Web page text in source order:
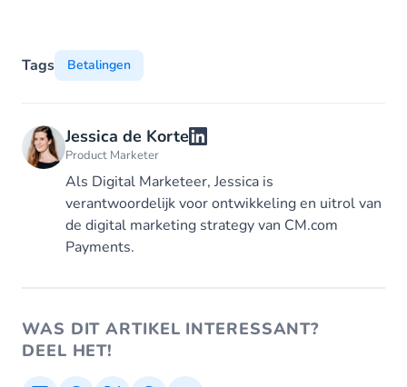
Tags Betalingen
Jessica de Korte
Product Marketer
Als Digital Marketeer, Jessica is
verantwoordelijk voor ontwikkeling en uitrol van
de digital marketing strategy van CM.com
Payments.
WAS DIT ARTIKEL INTERESSANT?
DEEL HET!